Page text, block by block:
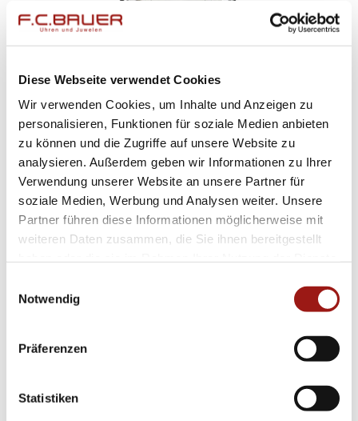
Diese Webseite verwendet Cookies
Wir verwenden Cookies, um Inhalte und Anzeigen zu
personalisieren, Funktionen für soziale Medien anbieten
zu können und die Zugriffe auf unsere Website zu
analysieren. Außerdem geben wir Informationen zu Ihrer
Verwendung unserer Website an unsere Partner für
soziale Medien, Werbung und Analysen weiter. Unsere
Partner führen diese Informationen möglicherweise mit
weiteren Daten zusammen, die Sie ihnen bereitgestellt
Notwendig
Präferenzen
Statistiken
NOMOS
ZÜRICH KOLLEKTION
805